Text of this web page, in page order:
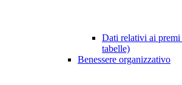
Dati relativi ai
tabelle)
Benessere organizzativo